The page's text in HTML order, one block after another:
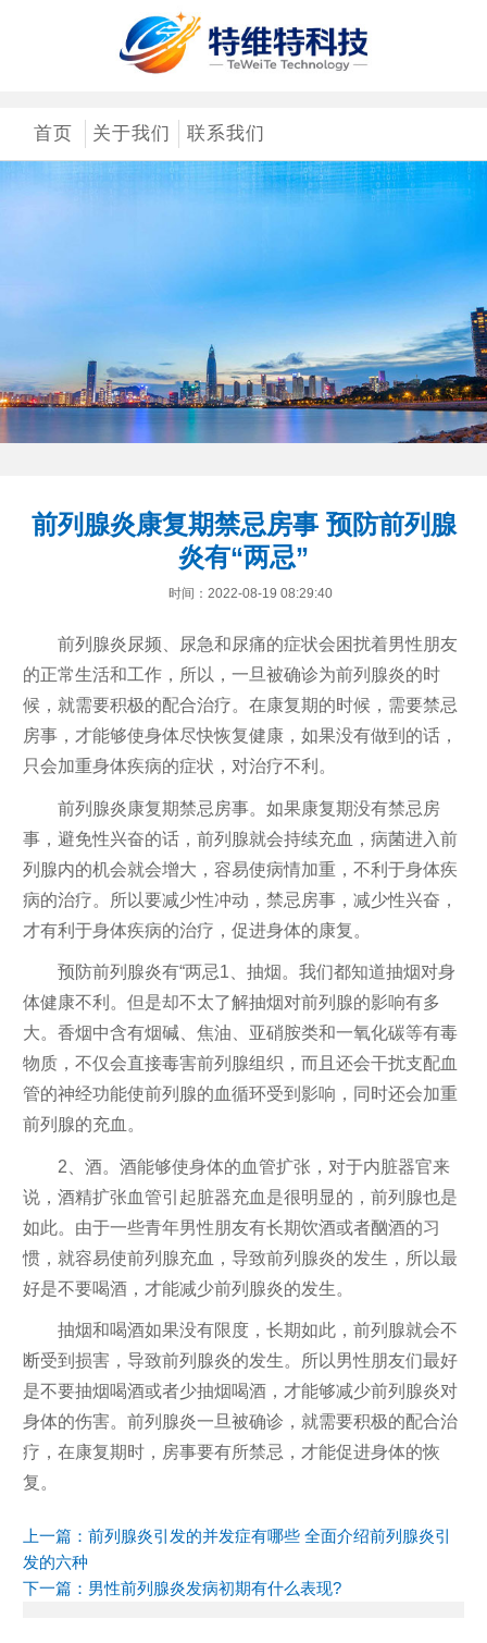
首页 关于我们 联系我们
前列腺炎康复期禁忌房事 预防前列腺
炎有“两忌”
时间：2022-08-19 08:29:40
前列腺炎尿频、尿急和尿痛的症状会困扰着男性朋友
的正常生活和工作，所以，一旦被确诊为前列腺炎的时
候，就需要积极的配合治疗。在康复期的时候，需要禁忌
房事，才能够使身体尽快恢复健康，如果没有做到的话，
只会加重身体疾病的症状，对治疗不利。
前列腺炎康复期禁忌房事。如果康复期没有禁忌房
事，避免性兴奋的话，前列腺就会持续充血，病菌进入前
列腺内的机会就会增大，容易使病情加重，不利于身体疾
病的治疗。所以要减少性冲动，禁忌房事，减少性兴奋，
才有利于身体疾病的治疗，促进身体的康复。
预防前列腺炎有“两忌1、抽烟。我们都知道抽烟对身
体健康不利。但是却不太了解抽烟对前列腺的影响有多
大。香烟中含有烟碱、焦油、亚硝胺类和一氧化碳等有毒
物质，不仅会直接毒害前列腺组织，而且还会干扰支配血
管的神经功能使前列腺的血循环受到影响，同时还会加重
前列腺的充血。
2、酒。酒能够使身体的血管扩张，对于内脏器官来
说，酒精扩张血管引起脏器充血是很明显的，前列腺也是
如此。由于一些青年男性朋友有长期饮酒或者酗酒的习
惯，就容易使前列腺充血，导致前列腺炎的发生，所以最
好是不要喝酒，才能减少前列腺炎的发生。
抽烟和喝酒如果没有限度，长期如此，前列腺就会不
断受到损害，导致前列腺炎的发生。所以男性朋友们最好
是不要抽烟喝酒或者少抽烟喝酒，才能够减少前列腺炎对
身体的伤害。前列腺炎一旦被确诊，就需要积极的配合治
疗，在康复期时，房事要有所禁忌，才能促进身体的恢
复。
上一篇： 前列腺炎引发的并发症有哪些 全面介绍前列腺炎引
发的六种
下一篇： 男性前列腺炎发病初期有什么表现?